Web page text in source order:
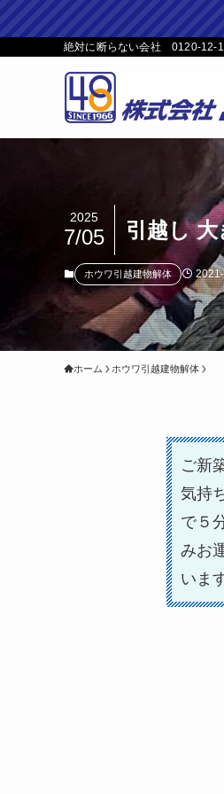
絶対に断らない会社 0120-12-
引越し
2025
7/05
ホウワ引越建物解体
ホーム ホウワ引越建物解体
ご新
気持
で５
みお
いま